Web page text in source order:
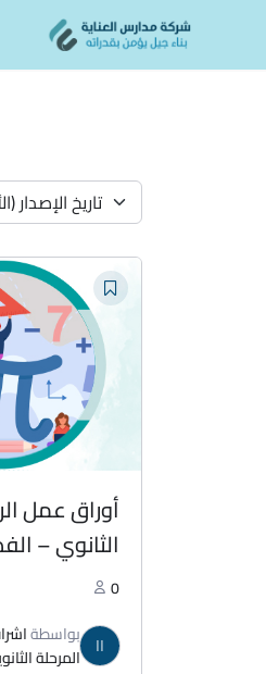
content
تاريخ الإصدار
أوراق عمل
الثانوي –
0
اا بواسطة
المرحلة